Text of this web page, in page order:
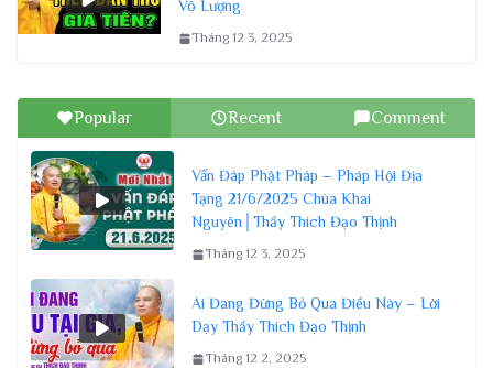
Vô Lượng
Tháng 12 3, 2025
Popular Recent Comment
Vấn Đáp Phật Pháp – Pháp Hội Địa
Tạng 21/6/2025 Chùa Khai
Nguyên│Thầy Thích Đạo Thịnh
Tháng 12 3, 2025
Ai Đang Đừng Bỏ Qua Điều Này – Lời
Dạy Thầy Thích Đạo Thịnh
Tháng 12 2, 2025